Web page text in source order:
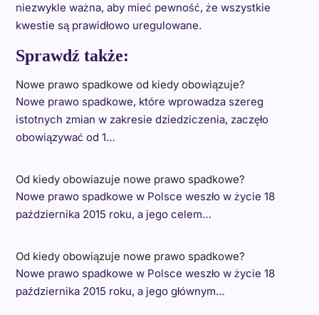
niezwykle ważna, aby mieć pewność, że wszystkie
kwestie są prawidłowo uregulowane.
Sprawdź także:
Nowe prawo spadkowe od kiedy obowiązuje?
Nowe prawo spadkowe, które wprowadza szereg
istotnych zmian w zakresie dziedziczenia, zaczęło
obowiązywać od 1…
Od kiedy obowiazuje nowe prawo spadkowe?
Nowe prawo spadkowe w Polsce weszło w życie 18
października 2015 roku, a jego celem…
Od kiedy obowiązuje nowe prawo spadkowe?
Nowe prawo spadkowe w Polsce weszło w życie 18
października 2015 roku, a jego głównym…